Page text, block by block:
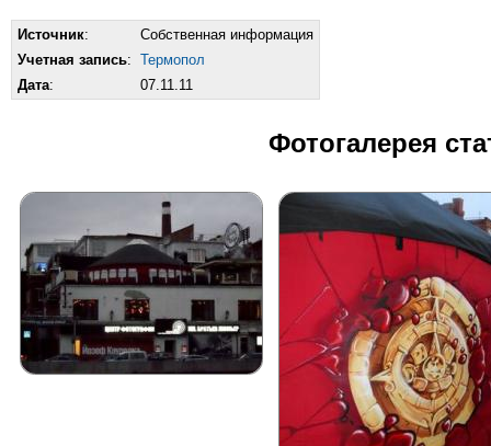
Источник:
Собственная информация
Учетная запись: Термопол
Дата: 07.11.11
Фотогалерея